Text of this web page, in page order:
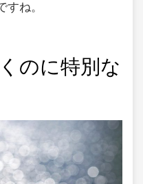
ね。
のに特別な